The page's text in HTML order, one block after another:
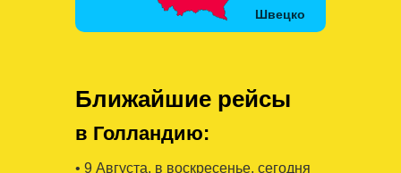
Ближайшие рейсы
в Голландию:
• 9 Августa, в воскресенье, сегодня